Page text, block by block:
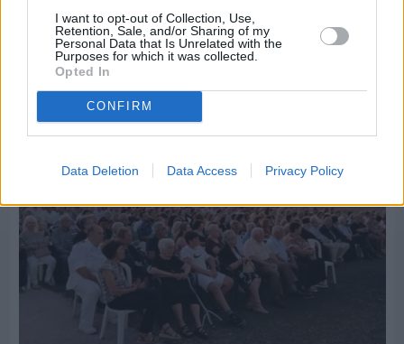
I want to opt-out of Collection, Use,
Retention, Sale, and/or Sharing of my
Personal Data that Is Unrelated with the
Purposes for which it was collected.
Opted In
CONFIRM
Data Deletion Data Access Privacy Policy
Πριν 4 ημέρες
Παραμονή Δεκαπενταύγουστου με μεγάλο
πανηγύρι στη Σιδηρούντα